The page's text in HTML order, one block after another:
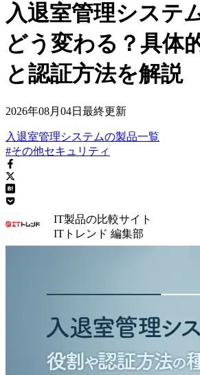
入退室管理システ
どう変わる？具体
と認証方法を解説
2026年08月04日 最終更新
入退室管理システムの製品一覧
#その他セキュリティ
IT製品の比較サイト
ITトレンド 編集部